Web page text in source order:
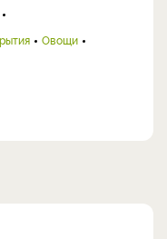
Овощи